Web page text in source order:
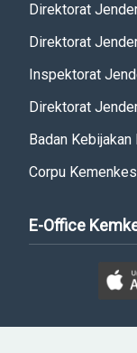
Direktorat
Direktorat
Inspektorat
Direktorat
Badan
Corpu Kemenkes
E-Office